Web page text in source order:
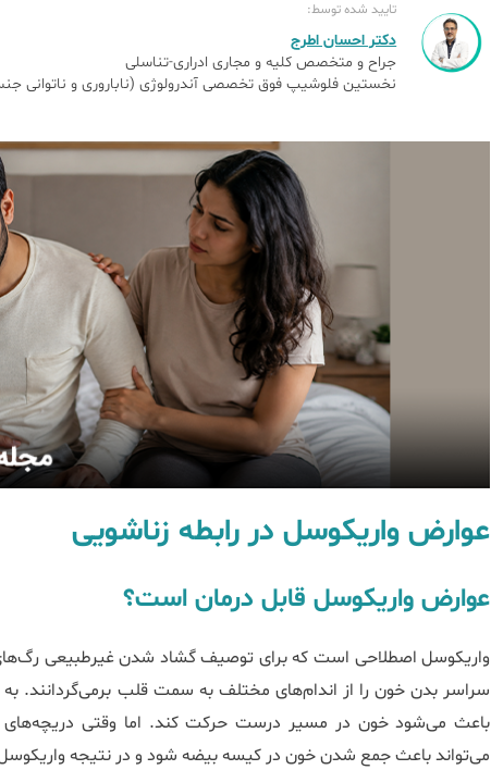
تایید شده توسط:
دکتر احسان اطرج
جراح و متخصص کلیه و مجاری ادراری-تناسلی
نخستین فلوشیپ فوق تخصصی آندرولوژی (ناباروری و ناتوانی
عوارض واریکوسل در رابطه زناشویی
ﻋوارض واریکوسل قابل درمان است؟
واریکوسل اصطلاحی است که برای توصیف گشاد شدن غیرطبیعی
سراسر بدن خون را از اندام‌های مختلف به سمت قلب برمی‌گردانند.
باعث می‌شود خون در مسیر درست حرکت کند. اما وقتی دریچه‌های
می‌تواند باعث جمع شدن خون در کیسه بیضه شود و در نتیجه